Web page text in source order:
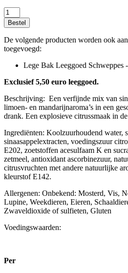
Schweppes
Agrum
25cl
(24
stuks)
aantal
Bestel
De volgende producten worden ook
toegevoegd:
Lege Bak Leeggoed Schweppes -
Exclusief 5,50 euro leeggoed.
Beschrijving: Een verfijnde mix van
limoen- en mandarijnaroma’s in een
drank. Een explosieve citrussmaak in
Ingrediënten: Koolzuurhoudend water,
sinaasappelextracten, voedingszuur
E202, zoetstoffen acesulfaam K en
zetmeel, antioxidant ascorbinezuur,
citrusvruchten met andere natuurlijke
kleurstof E142.
Allergenen: Onbekend: Mosterd, Vis,
Lupine, Weekdieren, Eieren,
Zwaveldioxide of sulfieten, Gluten
Voedingswaarden:
Per